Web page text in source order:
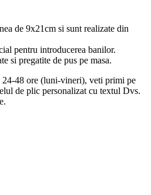
de 9x21cm si sunt realizate din
pentru introducerea banilor.
si pregatite de pus pe masa.
48 ore (luni-vineri), veti primi pe
de plic personalizat cu textul Dvs.